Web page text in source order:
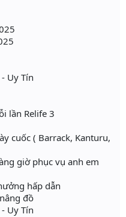
Uy Tín
lần Relife 3
cuốc ( Barrack, Kanturu,
giờ phục vụ anh em
hấp dẫn
đồ
Uy Tín